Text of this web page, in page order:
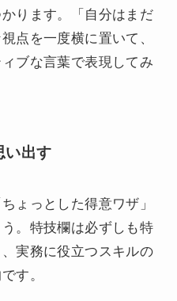
ります。「自分はまだ
点を一度横に置いて、
ブな言葉で表現してみ
い出す
ょっとした得意ワザ」
。特技欄は必ずしも特
実務に役立つスキルの
す。